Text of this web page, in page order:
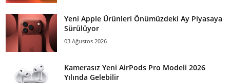
Yeni Apple Ürünleri Önümüzdeki Ay Piyasaya
Sürülüyor
03 Ağustos 2026
Kamerasız Yeni AirPods Pro Modeli 2026
Yılında Gelebilir